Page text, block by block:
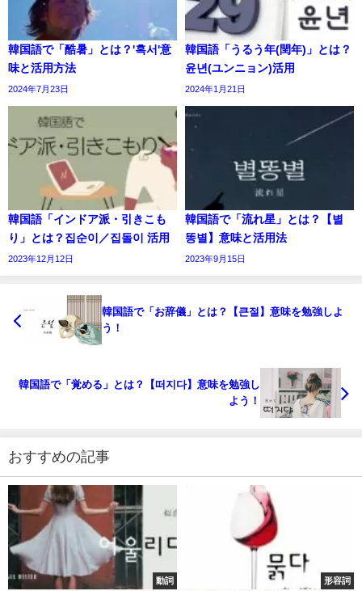
韓国語で「酷暑」とは？'혹서'意
味と活用方法
2024年7月23日
韓国語「うるう年(閏年)」とは？
윤년(ユンニョン)活用
2024年1月21日
韓国語「インドア派・引きこも
り」とは？집순이／집돌이 活用
2023年12月12日
韓国語で「流れ星」とは？【별
똥별】意味と活用法
2023年9月15日
韓国語で「お辞儀」とは？【큰절】意味を勉強しよ
う！
韓国語で「覚める」とは？【떠지다】意味を勉強し
よう！
おすすめの記事
動詞 形容詞